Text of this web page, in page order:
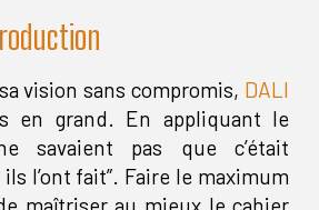
vision sans compromis, DALI
en grand. En appliquant le
savaient pas que c’était
l’ont fait”. Faire le maximum